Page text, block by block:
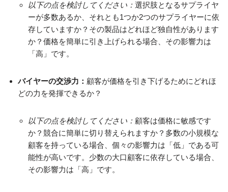
以下の点を検討してください： 選択肢となるサプライヤ
ーが多数あるか、それとも1つか2つのサプライヤーに依
存していますか？その製品はどれほど独自性があります
か？価格を簡単に引き上げられる場合、その影響力は
「高」です。
バイヤーの交渉力： 顧客が価格を引き下げるためにどれほ
どの力を発揮できるか？
以下の点を検討してください： 顧客は価格に敏感です
か？競合に簡単に切り替えられますか？多数の小規模な
顧客を持っている場合、個々の影響力は「低」である可
能性が高いです。少数の大口顧客に依存している場合、
その影響力は「高」です。